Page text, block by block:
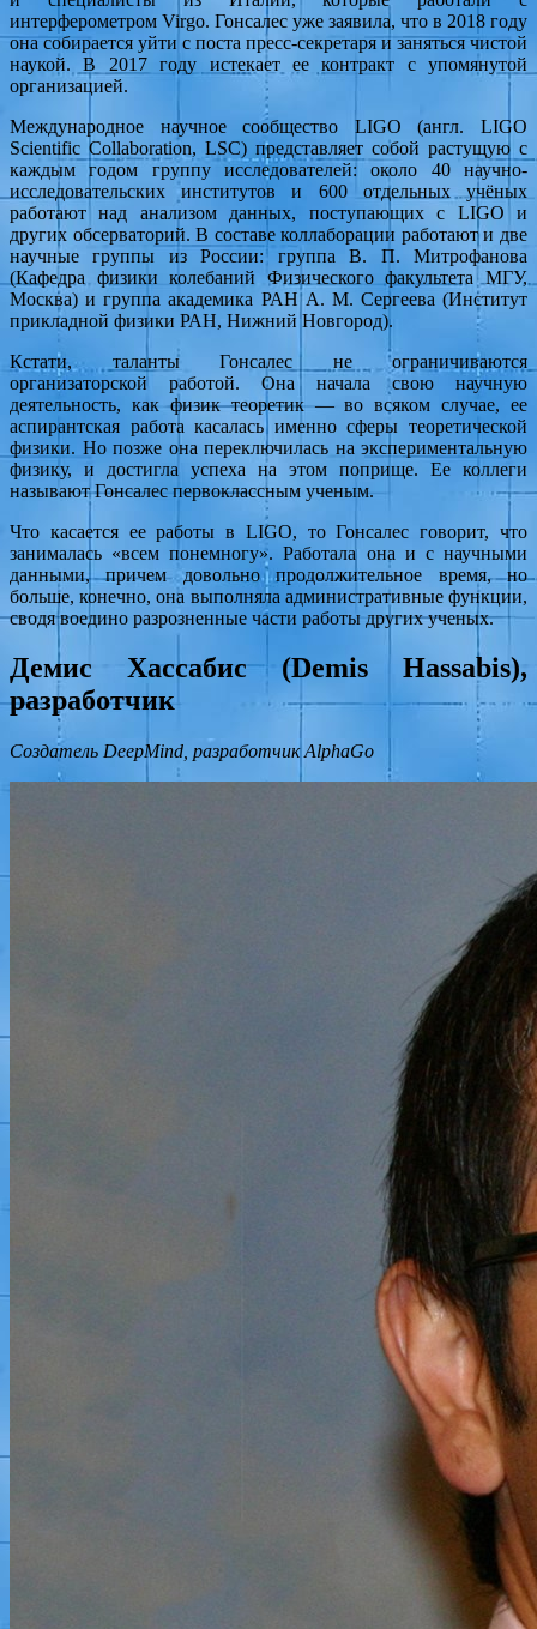
интерферометром Virgo. Гонсалес уже заявила, что в 2018 году
она собирается уйти с поста пресс-секретаря и заняться чистой
наукой. В 2017 году истекает ее контракт с упомянутой
организацией.
Международное научное сообщество LIGO (англ. LIGO
Scientific Collaboration, LSC) представляет собой растущую с
каждым годом группу исследователей: около 40 научно-
исследовательских институтов и 600 отдельных учёных
работают над анализом данных, поступающих с LIGO и
других обсерваторий. В составе коллаборации работают и две
научные группы из России: группа В. П. Митрофанова
(Кафедра физики колебаний Физического факультета МГУ,
Москва) и группа академика РАН А. М. Сергеева (Институт
прикладной физики РАН, Нижний Новгород).
Кстати, таланты Гонсалес не ограничиваются
организаторской работой. Она начала свою научную
деятельность, как физик теоретик — во всяком случае, ее
аспирантская работа касалась именно сферы теоретической
физики. Но позже она переключилась на экспериментальную
физику, и достигла успеха на этом поприще. Ее коллеги
называют Гонсалес первоклассным ученым.
Что касается ее работы в LIGO, то Гонсалес говорит, что
занималась «всем понемногу». Работала она и с научными
данными, причем довольно продолжительное время, но
больше, конечно, она выполняла административные функции,
сводя воедино разрозненные части работы других ученых.
Демис Хассабис (Demis Hassabis),
разработчик
Создатель DeepMind, разработчик AlphaGo